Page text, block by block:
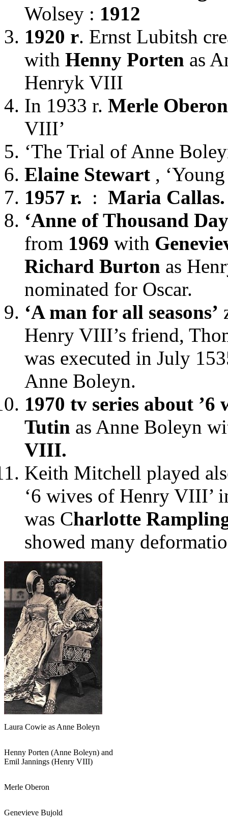
Wolsey : 1912
1920 r. Ernst Lubitsh
with Henny Porten as
Henryk VIII
In 1933 r. Merle Oberon
VIII’
‘The Trial of Anne
Elaine Stewart ,
1957 r. : Maria Callas.
‘Anne of Thousand
from 1969 with
Richard Burton as
nominated for Oscar.
‘A man for all seasons’
Henry VIII’s friend,
was executed in July
Anne Boleyn.
1970 tv series about
Tutin as Anne Boleyn
VIII.
Keith Mitchell played
‘6 wives of Henry VIII’
was Charlotte
showed many
Laura Cowie as Anne Boleyn
Henny Porten (Anne Boleyn) and
Emil Jannings (Henry VIII)
Merle Oberon
Genevieve Bujold